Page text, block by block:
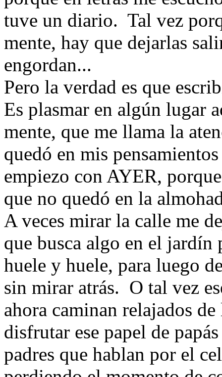
tuve un diario. Tal vez
mente, hay que dejarlas
engordan...
Pero la verdad es que
Es plasmar en algún lugar
mente, que me llama la
quedó en mis
empiezo con AYER,
que no quedó en la
A veces mirar la calle me
que busca algo en el
huele y huele, para luego
sin mirar atrás. O tal vez
ahora caminan relajados
disfrutar ese papel de
padres que hablan por el